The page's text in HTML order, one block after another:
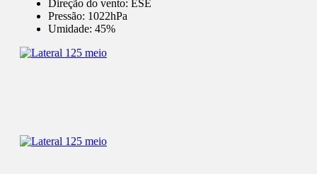
Direção do vento: ESE
Pressão: 1022hPa
Umidade: 45%